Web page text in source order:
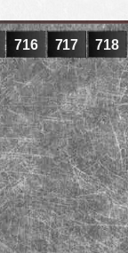
716 717 718